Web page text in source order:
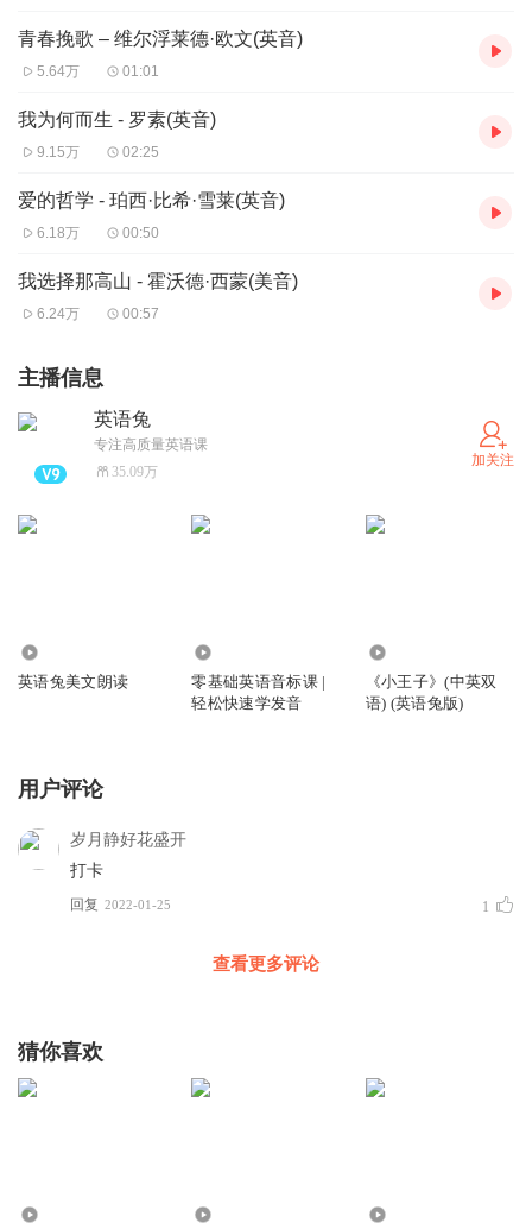
那是浪花在退去中将卵石翻滚，
At their return, up the high strand,
又涌来将它们推向高滩的声音。
Begin, and cease, and then again begin,
它们周而复始，
一如永恒的悲调。
Sophocles long ago
曾聆听过爱琴海的波涛，
Into his mind the turbid ebb and flow
Of human misery; we
而今遥远北海的声音，
Hearing it by this distant northern sea.
永恒的大海曾经浩浩汤汤，
Was once, too, at the full, and round earth's shore
用它洁白的腰带
Lay like the folds of a bright girdle furled.
Its melancholy, long, withdrawing roar,
它悠长而消沉的悲鸣，
退缩到悬崖之下
青春挽歌 – 维尔浮莱德·欧文(英音)
5.64万 01:01
我为何而生 - 罗素(英音)
9.15万 02:25
爱的哲学 - 珀西·比希·雪莱(英音)
6.18万 00:50
我选择那高山 - 霍沃德·西蒙(美音)
6.24万 00:57
主播信息
英语兔
专注高质量英语课
35.09万
加关注
英语兔美文朗读
零基础英语音标课 |
轻松快速学发音
《小王子》(中英双
语) (英语兔版)
用户评论
岁月静好花盛开
打卡
回复 2022-01-25 1
查看更多评论
猜你喜欢